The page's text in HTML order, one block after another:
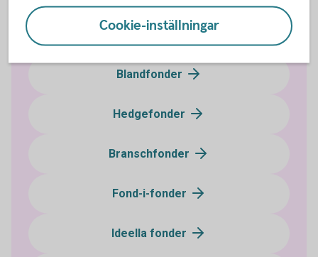
Blandfonder
Hedgefonder
Branschfonder
Fond-i-fonder
Ideella fonder
Cookie-inställningar